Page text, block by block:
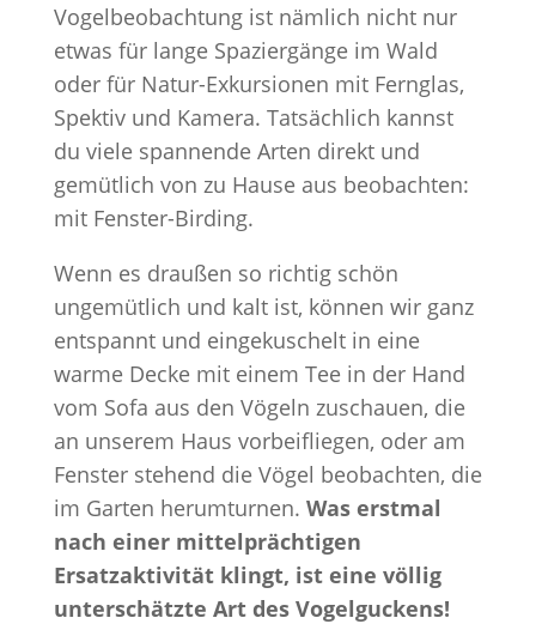
Vogelbeobachtung ist nämlich nicht nur
etwas für lange Spaziergänge im Wald
oder für Natur-Exkursionen mit Fernglas,
Spektiv und Kamera. Tatsächlich kannst
du viele spannende Arten direkt und
gemütlich von zu Hause aus beobachten:
mit Fenster-Birding.
Wenn es draußen so richtig schön
ungemütlich und kalt ist, können wir ganz
entspannt und eingekuschelt in eine
warme Decke mit einem Tee in der Hand
vom Sofa aus den Vögeln zuschauen, die
an unserem Haus vorbeifliegen, oder am
Fenster stehend die Vögel beobachten, die
im Garten herumturnen. Was erstmal
nach einer mittelprächtigen
Ersatzaktivität klingt, ist eine völlig
unterschätzte Art des Vogelguckens!